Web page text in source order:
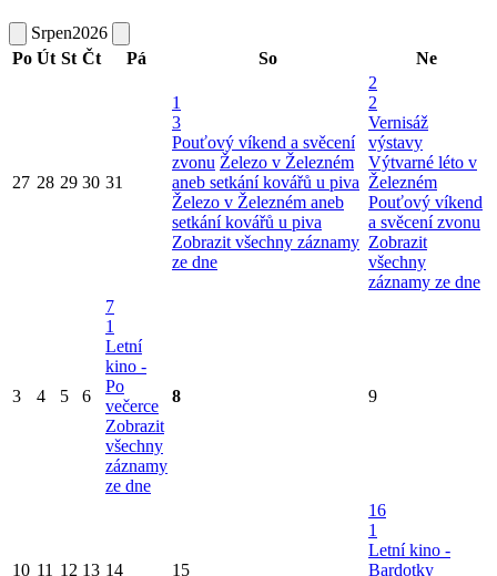
Srpen2026
Po Út St Čt Pá So Ne
27 28 29 30 31
1
3
Pouťový víkend a svěcení
zvonu Železo v Železném
aneb setkání kovářů u piva
Železo v Železném aneb
setkání kovářů u piva
Zobrazit všechny záznamy
ze dne
2
2
Vernisáž
výstavy
Výtvarné léto v
Železném
Pouťový víkend
a svěcení zvonu
Zobrazit
všechny
záznamy ze dne
3 4 5 6
7
1
Letní
kino -
Po
večerce
Zobrazit
všechny
záznamy
ze dne
8 9
10 11 12 13 14 15
16
1
Letní kino -
Bardotky